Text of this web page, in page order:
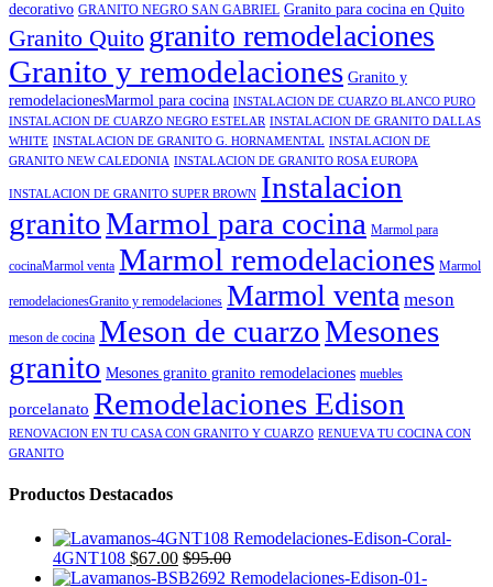
decorativo GRANITO NEGRO SAN GABRIEL Granito para cocina en Quito
Granito Quito granito remodelaciones
Granito y remodelaciones Granito y
remodelacionesMarmol para cocina INSTALACION DE CUARZO BLANCO PURO
INSTALACION DE CUARZO NEGRO ESTELAR INSTALACION DE GRANITO DALLAS
WHITE INSTALACION DE GRANITO G. HORNAMENTAL INSTALACION DE
GRANITO NEW CALEDONIA INSTALACION DE GRANITO ROSA EUROPA
INSTALACION DE GRANITO SUPER BROWN Instalacion
granitoMarmol para cocina Marmol para
cocinaMarmol venta Marmol remodelaciones Marmol
remodelacionesGranito y remodelaciones Marmol venta meson
meson de cocina Meson de cuarzoMesones
granito Mesones granito granito remodelaciones muebles
porcelanato Remodelaciones Edison
RENOVACION EN TU CASA CON GRANITO Y CUARZO RENUEVA TU COCINA CON
GRANITO
Productos Destacados
4GNT108 $67.00 $95.00